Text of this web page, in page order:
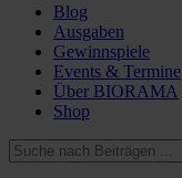
Blog
Ausgaben
Gewinnspiele
Events & Termine
Über BIORAMA
Shop